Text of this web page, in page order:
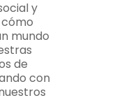
y
mundo
de
con